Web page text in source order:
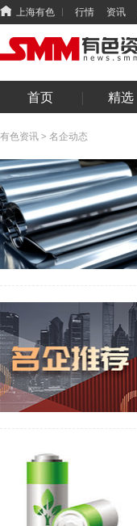
上海有色 行情 资讯
首页 精选
有色资讯> 名企动态